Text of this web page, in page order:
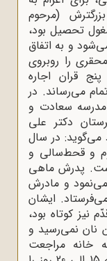
(مرحوم
تحصیل بود،
و به اتفاق
را روبروی
قران اجاره
می‌رساند. در
سعادت و
دکتر علی
در سال
و قحط‌سالی و
پدرش ماهی
و مادرش
ایشان
کوتاه بود،
نان نمی‌رسید و
خانه مراجعت